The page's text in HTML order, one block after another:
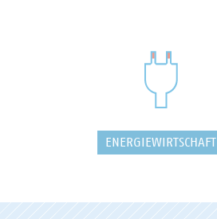
ENERGIEWIRTSCHAFT